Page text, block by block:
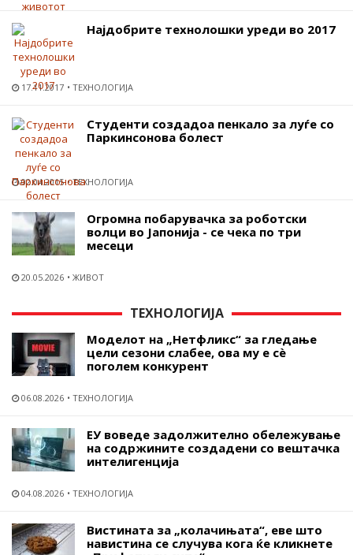
Најдобрите технолошки уреди во 2017
17.11.2017 ТЕХНОЛОГИЈА
Студенти создадоа пенкало за луѓе со
Паркинсонова болест
02.04.2015 ТЕХНОЛОГИЈА
Огромна побарувачка за роботски
волци во Јапонија - се чека по три
месеци
20.05.2026 ЖИВОТ
ТЕХНОЛОГИЈА
Моделот на „Нетфликс“ за гледање
цели сезони слабее, ова му е сѐ
поголем конкурент
06.08.2026 ТЕХНОЛОГИЈА
ЕУ воведе задолжително обележување
на содржините создадени со вештачка
интелигенција
04.08.2026 ТЕХНОЛОГИЈА
Вистината за „колачињата“, еве што
навистина се случува кога ќе кликнете